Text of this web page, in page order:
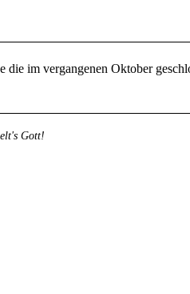
im vergangenen Oktober
Gott!